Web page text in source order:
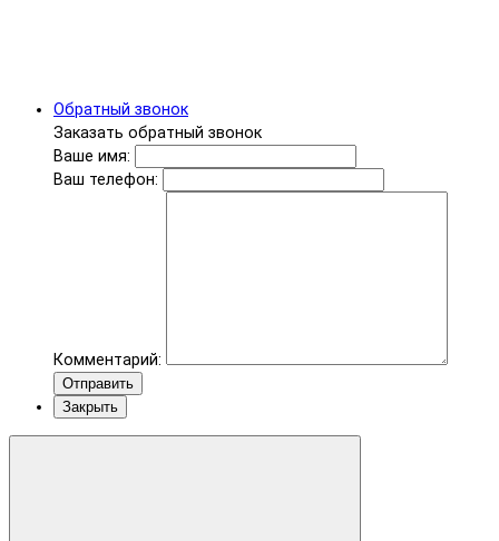
Обратный звонок
Заказать обратный звонок
Ваше имя:
Ваш телефон:
Комментарий:
Отправить
Закрыть